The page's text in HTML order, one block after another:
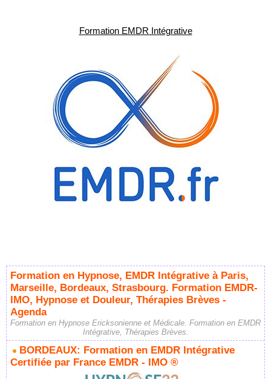
Formation EMDR Intégrative
Formation en Hypnose, EMDR Intégrative à Paris,
Marseille, Bordeaux, Strasbourg. Formation EMDR-
IMO, Hypnose et Douleur, Thérapies Brèves -
Agenda
Formation en Hypnose Ericksonienne et Médicale. Formation en EMDR
Intégrative, Thérapies Brèves.
BORDEAUX: Formation en EMDR Intégrative
Certifiée par France EMDR - IMO ®